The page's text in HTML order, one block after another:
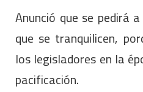
Anunció que se pedirá
que se tranquilicen,
los legisladores en la
pacificación.